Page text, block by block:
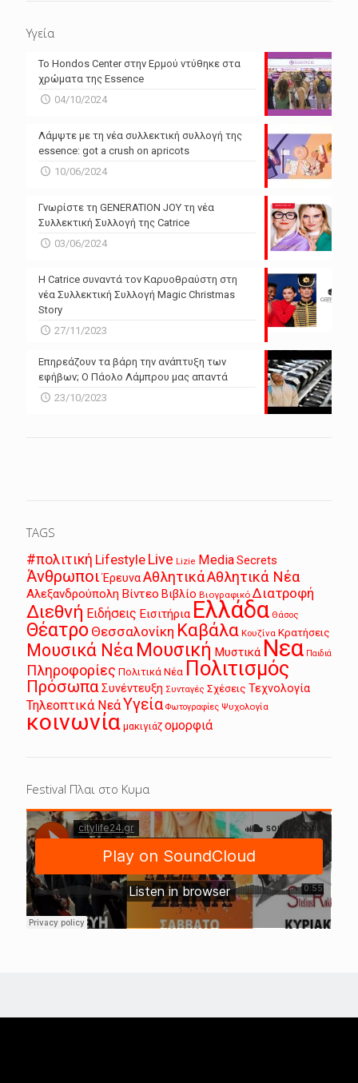
Υγεία
Το Hondos Center στην Ερμού ντύθηκε στα
χρώματα της Essence
04/10/2024
Λάμψτε με τη νέα συλλεκτική συλλογή της
essence: got a crush on apricots
10/06/2024
Γνωρίστε τη GENERATION JOY τη νέα
Συλλεκτική Συλλογή της Catrice
03/06/2024
Η Catrice συναντά τον Καρυοθραύστη στη
νέα Συλλεκτική Συλλογή Magic Christmas
Story
27/11/2023
Επηρεάζουν τα βάρη την ανάπτυξη των
εφήβων; Ο Πάολο Λάμπρου μας απαντά
23/10/2023
TAGS
#πολιτική Lifestyle Live Lizie MediaSecrets
Άνθρωποι ΈρευναΑθλητικάΑθλητικά Νέα
Αλεξανδρούπολη Βίντεο Βιβλίο Βιογραφικό Διατροφή
Διεθνή Ειδήσεις Εισιτήρια Ελλάδα Θάσος
Θέατρο Θεσσαλονίκη Καβάλα Κουζίνα Κρατήσεις
Μουσικά Νέα Μουσική Μυστικά Νεα Παιδιά
Πληροφορίες Πολιτικά Νέα Πολιτισμός
ΠρόσωπαΣυνέντευξη Συνταγές Σχέσεις Τεχνολογία
Τηλεοπτικά ΝεάΥγεία Φωτογραφίες Ψυχολογία
κοινωνία μακιγιάζ ομορφιά
Festival Πλαι στο Κυμα